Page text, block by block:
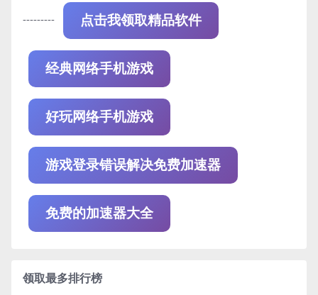
--------- 点击我领取精品软件
经典网络手机游戏
好玩网络手机游戏
游戏登录错误解决免费加速器
免费的加速器大全
领取最多排行榜